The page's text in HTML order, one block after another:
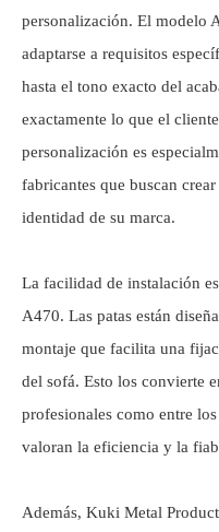
personalización. El modelo
adaptarse a requisitos
hasta el tono exacto del
exactamente lo que el
personalización es
fabricantes que buscan
identidad de su marca.
La facilidad de instalación
A470. Las patas están
montaje que facilita una
del sofá. Esto los convierte
profesionales como entre
valoran la eficiencia y la
Además, Kuki Metal